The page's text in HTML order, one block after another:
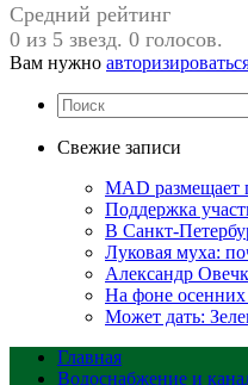
Средний рейтинг
0 из 5 звезд. 0 голосов.
Вам нужно
Свежие записи
MAD размещает
Поддержка
В Санкт-
Луковая муха:
Александр
На фоне
Может дать:
Главная
Водоснабжение и